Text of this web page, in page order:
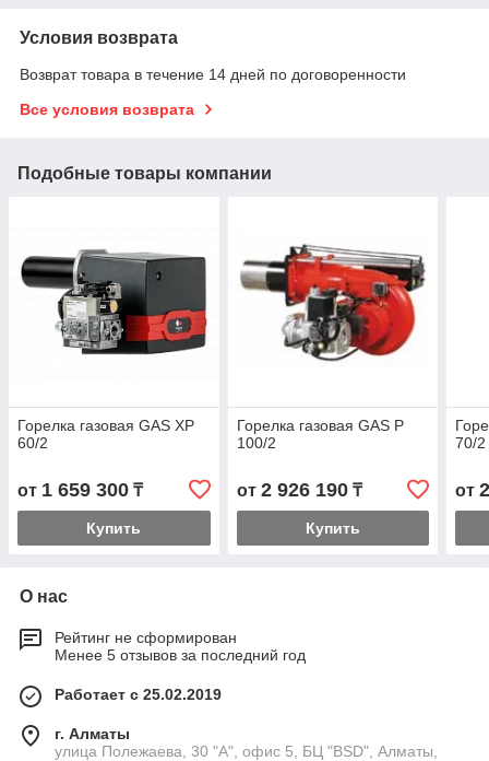
Условия возврата
Возврат товара в течение 14 дней по договоренности
Все условия возврата
Подобные товары компании
Горелка газовая GAS XP
60/2
от 1 659 300 ₸
Купить
Горелка газовая GAS P
100/2
от 2 926 190₸
Купить
70/2
от
О нас
Рейтинг не сформирован
Менее 5 отзывов за последний год
Работает с 25.02.2019
г. Алматы
улица Полежаева, 30 "А", офис 5, БЦ "BSD", Алматы,